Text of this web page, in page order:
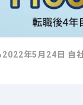
年5月24日 自